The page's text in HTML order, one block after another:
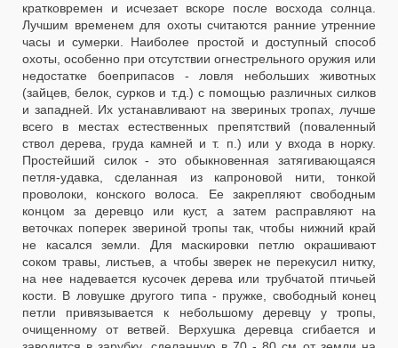
кратковремен и исчезает вскоре после восхода солнца.
Лучшим временем для охоты считаются ранние утренние
часы и сумерки. Наиболее простой и доступный способ
охоты, особенно при отсутствии огнестрельного оружия или
недостатке боеприпасов - ловля небольших животных
(зайцев, белок, сурков и т.д.) с помощью различных силков
и западней. Их устанавливают на звериных тропах, лучше
всего в местах естественных препятствий (поваленный
ствол дерева, груда камней и т. п.) или у входа в норку.
Простейший силок - это обыкновенная затягивающаяся
петля-удавка, сделанная из капроновой нити, тонкой
проволоки, конского волоса. Ее закрепляют свободным
концом за деревцо или куст, а затем расправляют на
веточках поперек звериной тропы так, чтобы нижний край
не касался земли. Для маскировки петлю окрашивают
соком травы, листьев, а чтобы зверек не перекусил нитку,
на нее надевается кусочек дерева или трубчатой птичьей
кости. В ловушке другого типа - пружке, свободный конец
петли привязывается к небольшому деревцу у тропы,
очищенному от ветвей. Верхушка деревца сгибается и